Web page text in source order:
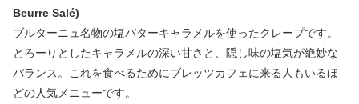
Beurre Salé)
ブルターニュ名物の塩バターキャラメルを使ったクレープです。
とろーりとしたキャラメルの深い甘さと、隠し味の塩気が絶妙な
バランス。これを食べるためにブレッツカフェに来る人もいるほ
どの人気メニューです。